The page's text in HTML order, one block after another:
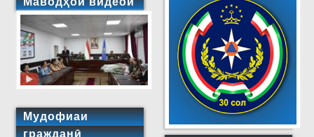
Мудофиаи
гражданӣ